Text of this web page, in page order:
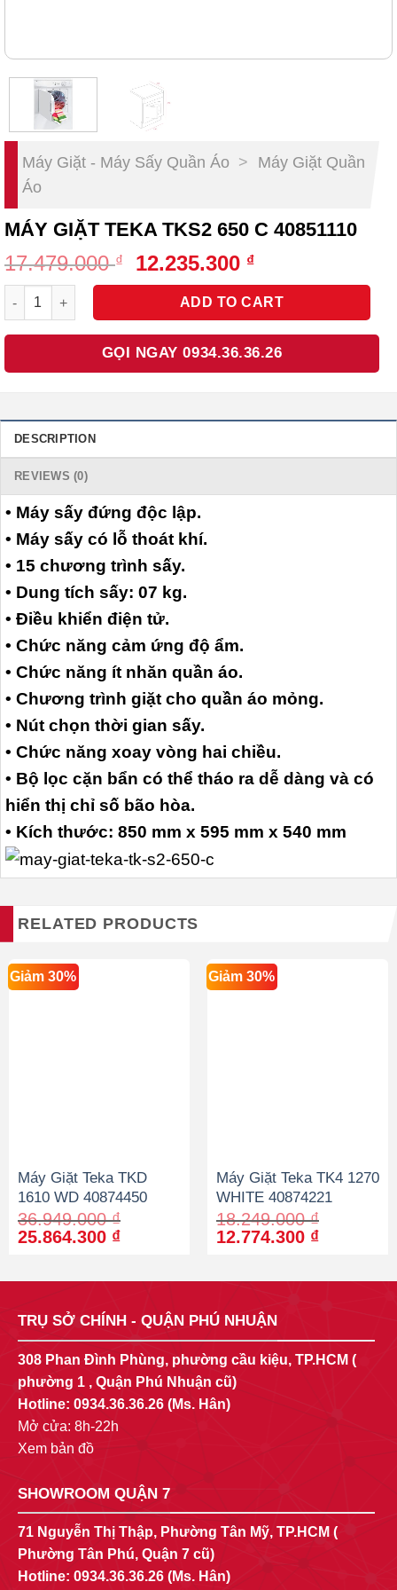
Máy Giặt - Máy Sấy Quần Áo >
Máy Giặt Quần
Áo
MÁY GIẶT TEKA TKS2 650 C 40851110
17.479.000₫
Original
price
was:
17.479.000 ₫.
12.235.300 ₫Current
price
is:
12.235.300 ₫.
Máy Giặt Teka TKS2 650 C 40851110 quantity
ADD TO CART
GỌI NGAY 0934.36.36.26
DESCRIPTION
REVIEWS (0)
• Máy sấy đứng độc lập.
• Máy sấy có lỗ thoát khí.
• 15 chương trình sấy.
• Dung tích sấy: 07 kg.
• Điều khiển điện tử.
• Chức năng cảm ứng độ ẩm.
• Chức năng ít nhăn quần áo.
• Chương trình giặt cho quần áo mỏng.
• Nút chọn thời gian sấy.
• Chức năng xoay vòng hai chiều.
• Bộ lọc cặn bẩn có thể tháo ra dễ dàng và có
hiển thị chỉ số bão hòa.
• Kích thước: 850 mm x 595 mm x 540 mm
RELATED PRODUCTS
Giảm 30%
Máy Giặt Teka TKD
1610 WD 40874450
36.949.000₫
Original
25.864.300 ₫Current
Giảm 30%
Máy Giặt Teka TK4 1270
WHITE 40874221
18.249.000₫
Original
12.774.300 ₫Current
TRỤ SỞ CHÍNH - QUẬN PHÚ NHUẬN
308 Phan Đình Phùng, phường cầu kiệu, TP.HCM (
phường 1 , Quận Phú Nhuận cũ)
Hotline: 0934.36.36.26 (Ms. Hân)
Mở cửa: 8h-22h
Xem bản đồ
SHOWROOM QUẬN 7
71 Nguyễn Thị Thập, Phường Tân Mỹ, TP.HCM (
Phường Tân Phú, Quận 7 cũ)
Hotline: 0934.36.36.26 (Ms. Hân)